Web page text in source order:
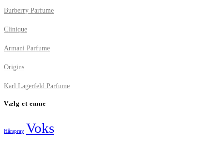
Burberry Parfume
Clinique
Armani Parfume
Origins
Karl Lagerfeld Parfume
Vælg et emne
Hårspray Voks